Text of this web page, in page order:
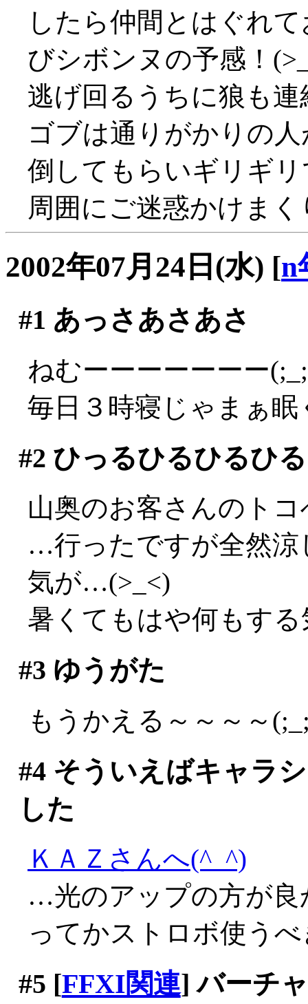
したら仲間とはぐれ
びシボンヌの予感！
逃げ回るうちに狼も
ゴブは通りがかりの
倒してもらいギリギ
周囲にご迷惑かけま
2002年07月24日(水) [n
#1 あっさあさあさ
ねむーーーーーーー
毎日３時寝じゃまぁ
#2 ひっるひるひるひる
山奥のお客さんのトコ
…行ったですが全然涼
気が…(>_<)
暑くてもはや何もす
#3 ゆうがた
もうかえる～～～～
#4そういえばキャラ
した
ＫＡＺさんへ(^_^)
…光のアップの方が良
ってかストロボ使う
#5 [FFXI関連] バーチ